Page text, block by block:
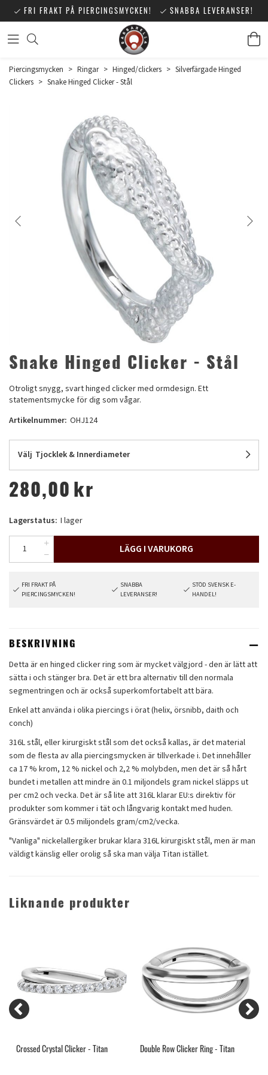
FRI FRAKT PÅ PIERCINGSMYCKEN! SNABBA LEVERANSER!
Piercingsmycken > Ringar > Hinged/clickers > Silverfärgade Hinged
Clickers > Snake Hinged Clicker - Stål
Snake Hinged Clicker - Stål
Otroligt snygg, svart hinged clicker med ormdesign. Ett
statementsmycke för dig som vågar.
Artikelnummer: OHJ124
Välj Tjocklek & Innerdiameter
280,00 kr
Lagerstatus: I lager
LÄGG I VARUKORG
FRI FRAKT PÅ
PIERCINGSMYCKEN!
SNABBA
LEVERANSER!
STÖD SVENSK E-
HANDEL!
BESKRIVNING
Detta är en hinged clicker ring som är mycket välgjord - den är lätt att
sätta i och stänger bra. Det är ett bra alternativ till den normala
segmentringen och är också superkomfortabelt att bära.
Enkel att använda i olika piercings i örat (helix, örsnibb, daith och
conch)
316L stål, eller kirurgiskt stål som det också kallas, är det material
som de flesta av alla piercingsmycken är tillverkade i. Det innehåller
ca 17 % krom, 12 % nickel och 2,2 % molybden, men det är så hårt
bundet i metallen att mindre än 0.1 miljondels gram nickel släpps ut
per cm2 och vecka. Det är så lite att 316L klarar EU:s direktiv för
produkter som kommer i tät och långvarig kontakt med huden.
Gränsvärdet är 0.5 milijondels gram/cm2/vecka.
"Vanliga" nickelallergiker brukar klara 316L kirurgiskt stål, men är man
väldigt känslig eller orolig så ska man välja Titan istället.
Liknande produkter
Crossed Crystal Clicker - Titan Double Row Clicker Ring - Titan